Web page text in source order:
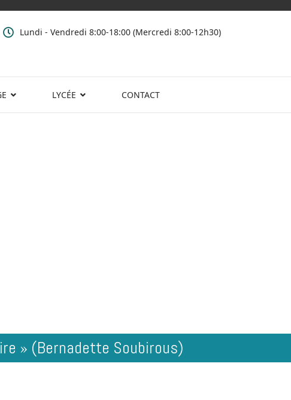
Lundi - Vendredi 8:00-18:00 (Mercredi 8:00-12h30)
LYCÉE CONTACT
» (Bernadette Soubirous)